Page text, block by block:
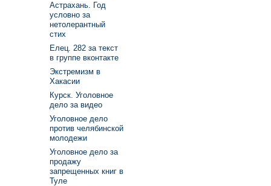
Астрахань. Год
условно за
нетолерантный
стих
Елец. 282 за текст
в группе вконтакте
Экстремизм в
Хакасии
Курск. Уголовное
дело за видео
Уголовное дело
против челябинской
молодежи
Уголовное дело за
продажу
запрещенных книг в
Туле